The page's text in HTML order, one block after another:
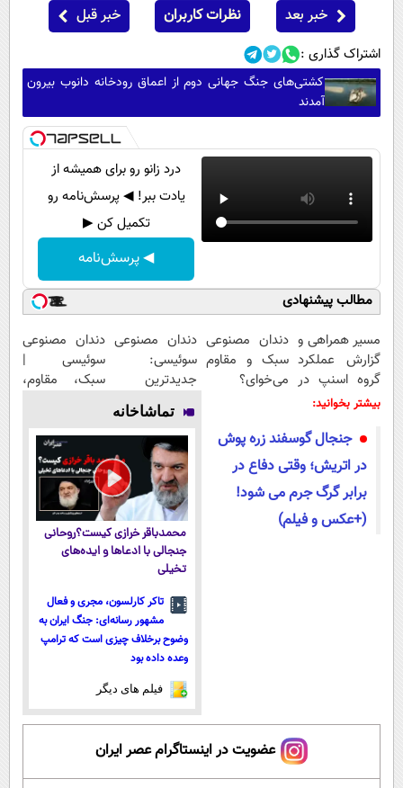
خبر بعد نظرات کاربران خبر قبل
اشتراک گذاری :
کشتی‌های جنگ جهانی دوم از اعماق رودخانه دانوب بیرون
آمدند
درد زانو رو برای همیشه از
یادت ببر! ◀ پرسش‌نامه رو
تکمیل کن ▶
◀ پرسش‌نامه
مطالب پیشنهادی
مسیر همراهی و
گزارش عملکرد
گروه اسنپ در
۱۴۰۴
دندان مصنوعی
سبک و مقاوم
می‌خوای؟
داریم!😍 | 📍
تهران
دندان مصنوعی
سوئیسی:
جدیدترین
فناوری اروپا،
سبک و مقاوم |
پرداخت قسطی
دندان مصنوعی
سوئیسی |
سبک، مقاوم،
اقساطی😍
بیشتر بخوانید:
جنجال گوسفند زره پوش
در اتریش؛ وقتی دفاع در
برابر گرگ جرم می شود!
(+عکس و فیلم)
تماشاخانه
محمدباقر خرازی کیست؟روحانی
جنجالی با ادعاها و ایده‌های
تخیلی
تاکر کارلسون، مجری و فعال
مشهور رسانه‌ای: جنگ ایران به
وضوح برخلاف چیزی است که ترامپ
وعده داده بود
فیلم های دیگر
عضویت در اینستاگرام عصر ایران